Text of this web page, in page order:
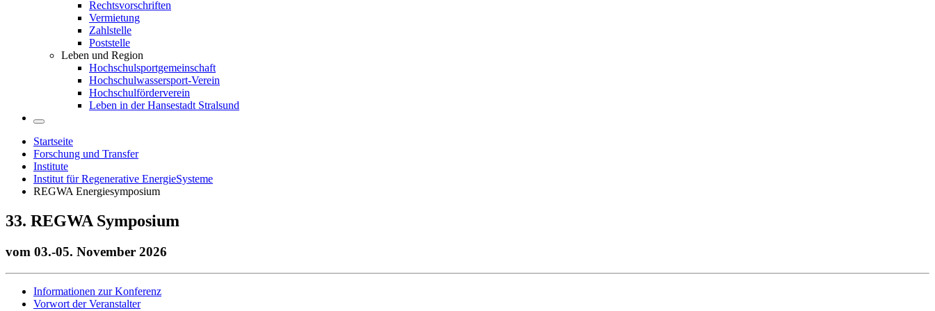
Rechtsvorschriften
Vermietung
Zahlstelle
Poststelle
Leben und Region
Hochschulsportgemeinschaft
Hochschulwassersport-Verein
Hochschulförderverein
Leben in der Hansestadt Stralsund
Startseite
Forschung und Transfer
Institute
Institut für Regenerative EnergieSysteme
REGWA Energiesymposium
33. REGWA Sym­po­si­um
vom 03.-05. No­vem­ber 2026
Informationen zur Konferenz
Vorwort der Veranstalter